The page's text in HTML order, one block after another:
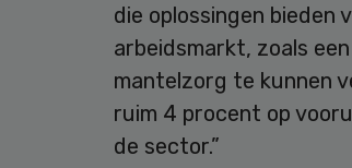
die oplossingen bieden
arbeidsmarkt, zoals
mantelzorg te kunnen
ruim 4 procent op
de sector.”